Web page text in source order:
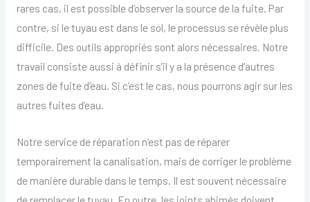
rares cas, il est possible d’observer la source de la fuite. Par
contre, si le tuyau est dans le sol, le processus se révèle plus
difficile. Des outils appropriés sont alors nécessaires. Notre
travail consiste aussi à définir s’il y a la présence d’autres
zones de fuite d’eau. Si c’est le cas, nous pourrons agir sur les
autres fuites d’eau.
Notre service de réparation n’est pas de réparer
temporairement la canalisation, mais de corriger le problème
de manière durable dans le temps. Il est souvent nécessaire
de remplacer le tuyau. En outre, les joints abimés doivent